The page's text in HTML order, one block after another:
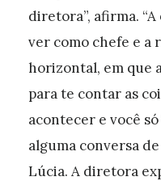
diretora”, afirma.
ver como chefe e a
horizontal, em que
para te contar as
acontecer e você só
alguma conversa
Lúcia. A diretora